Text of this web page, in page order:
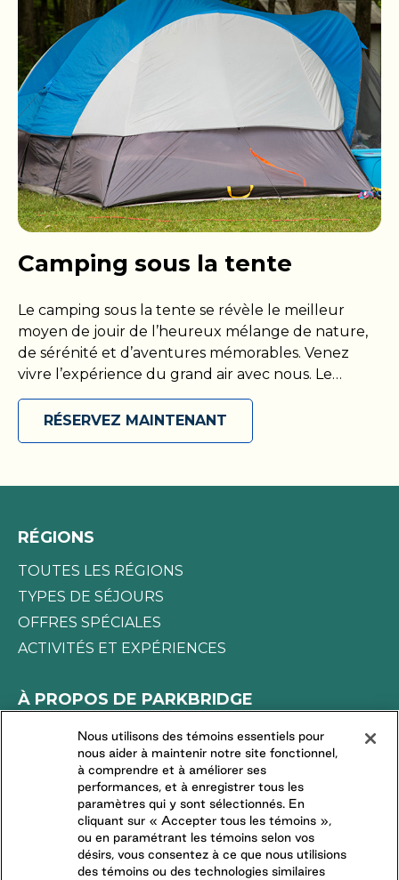
stationnement, de tables de pique-nique et de
foyers extérieurs. Que vous soyez de passage dans
notre région ou à la recherche d’une escapade de
week-end, une nuit dans un de nos campings de
VR vous garantit une pause douillette après une
journée d’aventure dans un décor pittoresque
Camping sous la tente
Le camping sous la tente se révèle le meilleur
moyen de jouir de l’heureux mélange de nature,
de sérénité et d’aventures mémorables. Venez
vivre l’expérience du grand air avec nous. Le
camping sous la tente est un moyen fantastique
et simple de s’immerger dans la nature tout en
profitant du grand air. Une tente crée un espace
moments près du feu avec les amis et la famille.
Camper sous la tente exige peu d’équipement et
vous donne la possibilité de vous lancer dans
profondément avec l’environnement naturel.
RÉSERVEZ MAINTENANT
RÉGIONS
TOUTES LES RÉGIONS
TYPES DE SÉJOURS
OFFRES SPÉCIALES
ACTIVITÉS ET EXPÉRIENCES
À PROPOS DE PARKBRIDGE
LA DIFFÉRENCE PARKBRIDGE
DEMANDES DES MÉDIAS
TRAVAILLER CHEZ NOUS
COMMUNAUTÉS RÉSIDENTIELLES
CONNECTEZ-VOUS AVEC NOUS
Nous utilisons des témoins essentiels pour
nous aider à maintenir notre site fonctionnel,
à comprendre et à améliorer ses
performances, et à enregistrer tous les
paramètres qui y sont sélectionnés. En
cliquant sur « Accepter tous les témoins »,
ou en paramétrant les témoins selon vos
désirs, vous consentez à ce que nous utilisions
des témoins ou des technologies similaires